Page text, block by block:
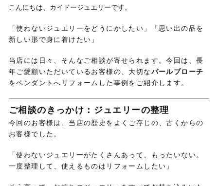
こんにちは、カイドージュエリーです。
「使わないジュエリーをどうにかしたい」「思い出の品を
新しい形で身に着けたい」
当店には日々、そんなご相談が寄せられます。今回は、長
年ご愛顧いただいているお客様の、大切なパールブローチ
をペンダントへリフォームした事例をご紹介します。
ご相談のきっかけ：ジュエリーの整理
今回のお客様は、当店の歴史をよくご存じの、古くからの
お客様でした。
「使わないジュエリーがたくさんあって、もったいない。
一度整理して、使えるものはリフォームしたい」